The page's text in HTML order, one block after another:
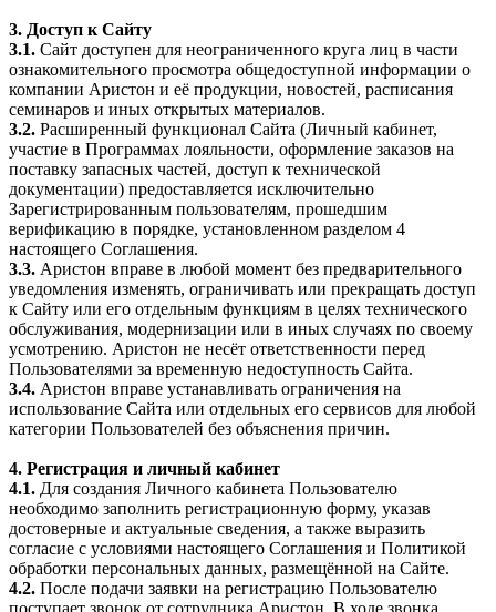
3. Доступ к Сайту
3.1. Сайт доступен для неограниченного круга лиц в части
ознакомительного просмотра общедоступной информации о
компании Аристон и её продукции, новостей, расписания
семинаров и иных открытых материалов.
3.2. Расширенный функционал Сайта (Личный кабинет,
участие в Программах лояльности, оформление заказов на
поставку запасных частей, доступ к технической
документации) предоставляется исключительно
Зарегистрированным пользователям, прошедшим
верификацию в порядке, установленном разделом 4
настоящего Соглашения.
3.3. Аристон вправе в любой момент без предварительного
уведомления изменять, ограничивать или прекращать доступ
к Сайту или его отдельным функциям в целях технического
обслуживания, модернизации или в иных случаях по своему
усмотрению. Аристон не несёт ответственности перед
Пользователями за временную недоступность Сайта.
3.4. Аристон вправе устанавливать ограничения на
использование Сайта или отдельных его сервисов для любой
категории Пользователей без объяснения причин.
4. Регистрация и личный кабинет
4.1. Для создания Личного кабинета Пользователю
необходимо заполнить регистрационную форму, указав
достоверные и актуальные сведения, а также выразить
согласие с условиями настоящего Соглашения и Политикой
обработки персональных данных, размещённой на Сайте.
4.2. После подачи заявки на регистрацию Пользователю
поступает звонок от сотрудника Аристон. В ходе звонка